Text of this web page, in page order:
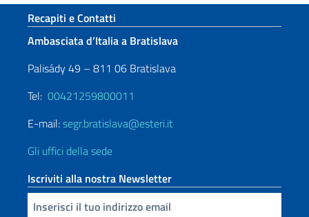
Sezione footer
Recapiti e Contatti
Ambasciata d’Italia a Bratislava
Palisády 49 – 811 06 Bratislava
Tel: 00421259800011
E-mail:segr.bratislava@esteri.it
Gli uffici della sede
Iscriviti alla nostra Newsletter
Inserisci la tua email